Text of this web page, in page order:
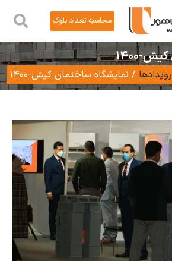
محاسبه تعداد بلوک
/نمایشگاه ساختمان کیش-1400